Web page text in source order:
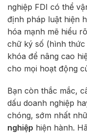
nghiệp FDI có thể
định pháp luật hiện
hóa mạnh mẽ hiểu
chữ ký số (hình thức
khóa để nâng cao
cho mọi hoạt động
Bạn còn thắc mắc,
dấu doanh nghiệp
chóng, sớm nhất
nghiệp hiện hành.